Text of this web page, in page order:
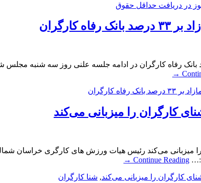
در دریافت حداقل حقوق
کارگران
نحوه واگذاری سهام مازاد بر ۳۳ درصد بانک رفاه کارگران در ادامه
→
کارگران
کارگران را میزبانی می‌کند
Continue Reading
→
کارگران را میزبانی می‌کند, شنا کارگران